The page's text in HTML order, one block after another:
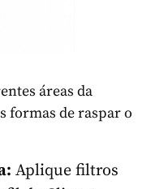
áreas da
formas de raspar o
Aplique filtros